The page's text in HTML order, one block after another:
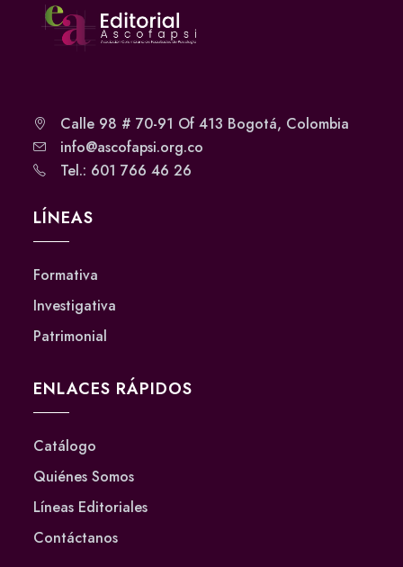
Calle 98 # 70-91 Of 413 Bogotá, Colombia
info@ascofapsi.org.co
Tel.: 601 766 46 26
LÍNEAS
Formativa
Investigativa
Patrimonial
ENLACES RÁPIDOS
Catálogo
Quiénes Somos
Líneas Editoriales
Contáctanos